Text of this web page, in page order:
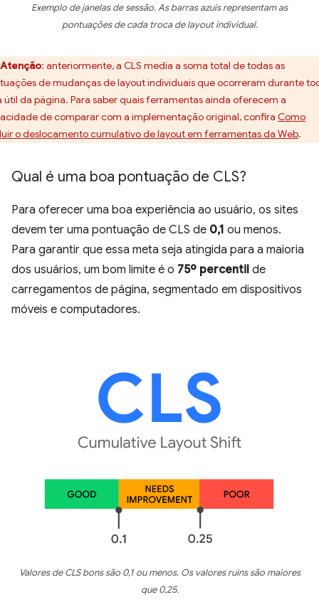
Exemplo de janelas de sessão. As barras azuis representam as
pontuações de cada troca de layout individual.
Atenção: anteriormente, a CLS media a soma total de todas as
de mudanças de layout individuais que ocorreram durante
útil da página. Para saber quais ferramentas ainda oferecem a
de comparar com a implementação original, confira Como
o deslocamento cumulativo de layout em ferramentas da Web.
Qual é uma boa pontuação de CLS?
Para oferecer uma boa experiência ao usuário, os sites
devem ter uma pontuação de CLS de 0,1 ou menos.
Para garantir que essa meta seja atingida para a maioria
dos usuários, um bom limite é o 75º percentil de
carregamentos de página, segmentado em dispositivos
móveis e computadores.
Valores de CLS bons são 0,1 ou menos. Os valores ruins são maiores
que 0,25.